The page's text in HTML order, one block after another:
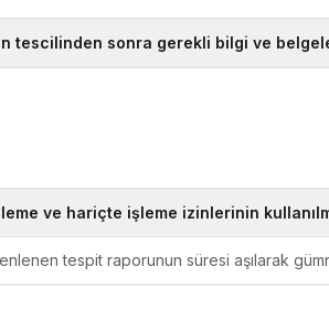
tescilinden sonra gerekli bilgi ve
ve hariçte işleme izinlerinin
tespit raporunun süresi aşılarak